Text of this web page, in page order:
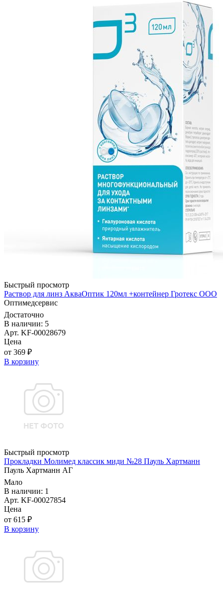
Быстрый просмотр
Раствор для линз АкваОптик 120мл +контейнер Гротекс ООО
Оптимедсервис
Достаточно
В наличии: 5
Арт. KF-00028679
Цена
от 369 ₽
В корзину
Быстрый просмотр
Прокладки Молимед классик миди №28 Пауль Хартманн
Пауль Хартманн AГ
Мало
В наличии: 1
Арт. KF-00027854
Цена
от 615 ₽
В корзину